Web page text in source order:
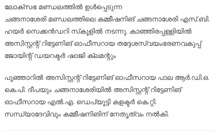
ലോക്സഭ മണ്ഡലത്തിൽ ഉൾപ്പെടുന്ന
ചങ്ങനാശേരി മണ്ഡലത്തിലെ കമ്മീഷനിങ് ചങ്ങനാശേരി എസ്.ബി.
ഹയർ സെക്കൻഡറി സ്‌കൂളിൽ നടന്നു. കാഞ്ഞിരപ്പള്ളിയിൽ
അസിസ്റ്റന്റ് റിട്ടേണിങ് ഓഫീസറായ തദ്ദേശസ്വയംഭരണവകുപ്പ്
ജോയിന്റ് ഡയറക്ടർ ഷാജി ക്ലമന്റും
പൂഞ്ഞാറിൽ അസിസ്റ്റന്റ് റിട്ടേണിങ് ഓഫീസറായ പാല ആർ.ഡി.ഒ.
കെ.പി. ദീപയും ചങ്ങനാശേരിയിൽ അസിസ്റ്റന്റ് റിട്ടേണിങ്
ഓഫീസറായ എൽ.എ. ഡെപ്യൂട്ടി കളക്ടർ കെ.റ്റി.
സന്ധ്യാദേവിവും കമ്മീഷനിങിന് നേതൃത്വം നൽകി.